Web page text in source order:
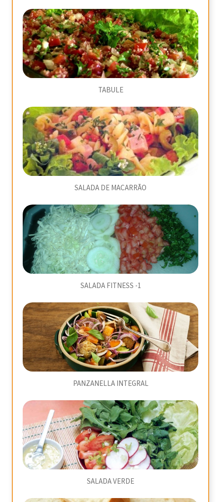
TABULE
SALADA DE MACARRÃO
SALADA FITNESS -1
PANZANELLA INTEGRAL
SALADA VERDE